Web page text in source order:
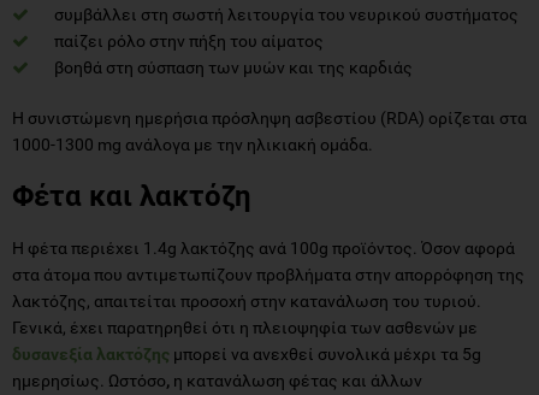
συμβάλλει στη σωστή λειτουργία του νευρικού συστήματος
παίζει ρόλο στην πήξη του αίματος
βοηθά στη σύσπαση των μυών και της καρδιάς
Η συνιστώμενη ημερήσια πρόσληψη ασβεστίου (RDA) ορίζεται στα
1000-1300 mg ανάλογα με την ηλικιακή ομάδα.
Φέτα και λακτόζη
H φέτα περιέχει 1.4g λακτόζης ανά 100g προϊόντος. Όσον αφορά
στα άτομα που αντιμετωπίζουν προβλήματα στην απορρόφηση της
λακτόζης, απαιτείται προσοχή στην κατανάλωση του τυριού.
Γενικά, έχει παρατηρηθεί ότι η πλειοψηφία των ασθενών με
δυσανεξία λακτόζης μπορεί να ανεχθεί συνολικά μέχρι τα 5g
ημερησίως. Ωστόσο, η κατανάλωση φέτας και άλλων